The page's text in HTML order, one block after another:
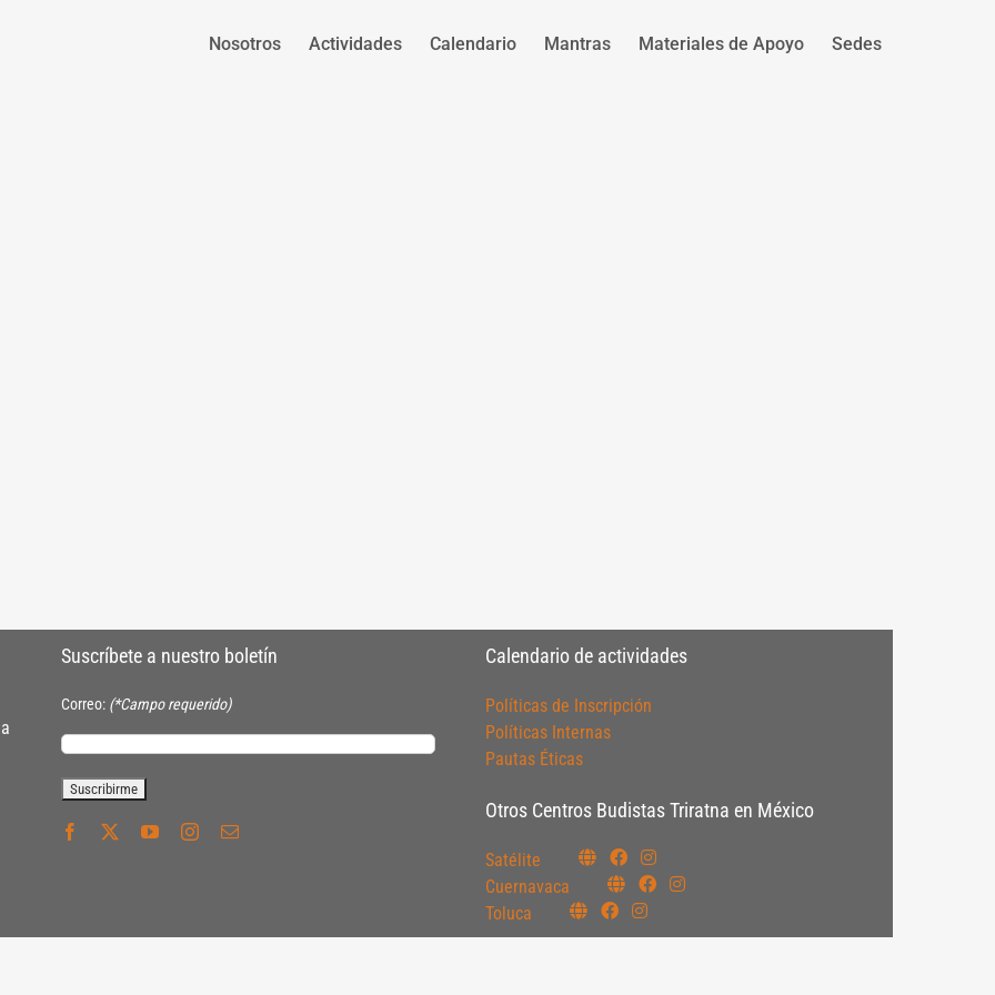
Nosotros Actividades Calendario Mantras Materiales de Apoyo Sedes
Suscríbete a nuestro boletín
Correo: (*Campo requerido)
Calendario de actividades
Políticas de Inscripción
Políticas Internas
Pautas Éticas
Otros Centros Budistas Triratna en México
Satélite
Cuernavaca
Toluca